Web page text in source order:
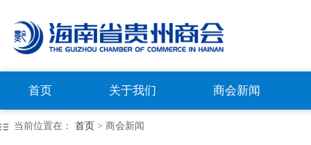
首页 关于我们 商会新闻
当前位置在： 首页 > 商会新闻